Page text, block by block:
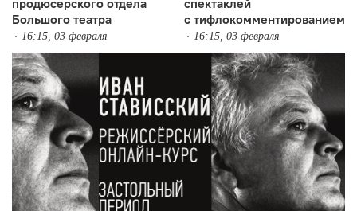
Большого театра
16:15, 03 февраля
с тифлокомментированием
16:15, 03 февраля